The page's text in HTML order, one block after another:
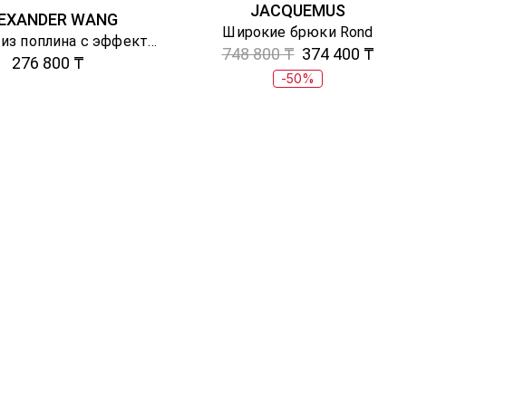
WANG
Рубашка из поплина с эффектом многослойности
276 800 ₸
JACQUEMUS
Широкие брюки Rond
748 800 ₸ 374 400 ₸
-50%